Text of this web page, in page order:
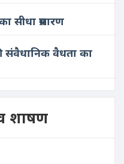
सीधा प्रसारण
संवैधानिक वैधता का
शाषण